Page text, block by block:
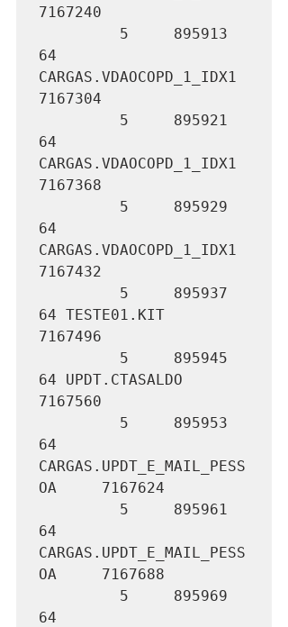
7167240
64
CARGAS.VDAOCOPD_1_IDX1
7167304
64
CARGAS.VDAOCOPD_1_IDX1
7167368
64
CARGAS.VDAOCOPD_1_IDX1
7167432
64 TESTE01.KIT
7167496
64 UPDT.CTASALDO
7167560
64
CARGAS.UPDT_E_MAIL_PESS
OA     7167624
64
CARGAS.UPDT_E_MAIL_PESS
OA     7167688
64